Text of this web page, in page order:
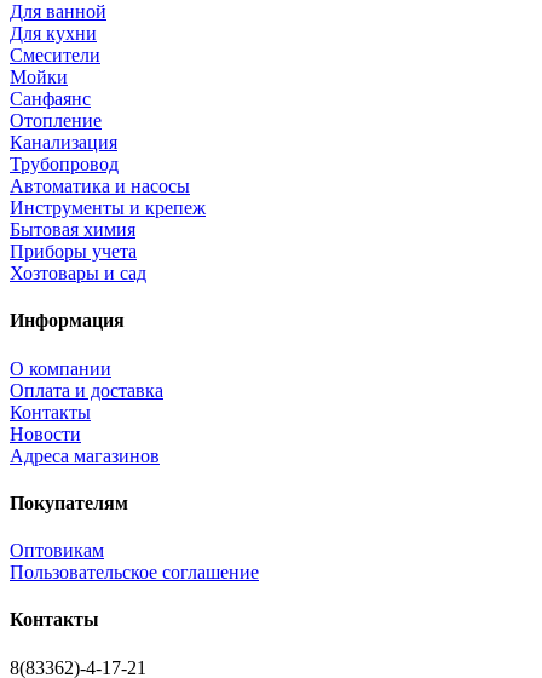
Для ванной
Для кухни
Смесители
Мойки
Санфаянс
Отопление
Канализация
Трубопровод
Автоматика и насосы
Инструменты и крепеж
Бытовая химия
Приборы учета
Хозтовары и сад
Информация
О компании
Оплата и доставка
Контакты
Новости
Адреса магазинов
Покупателям
Оптовикам
Пользовательское соглашение
Контакты
8(83362)-4-17-21